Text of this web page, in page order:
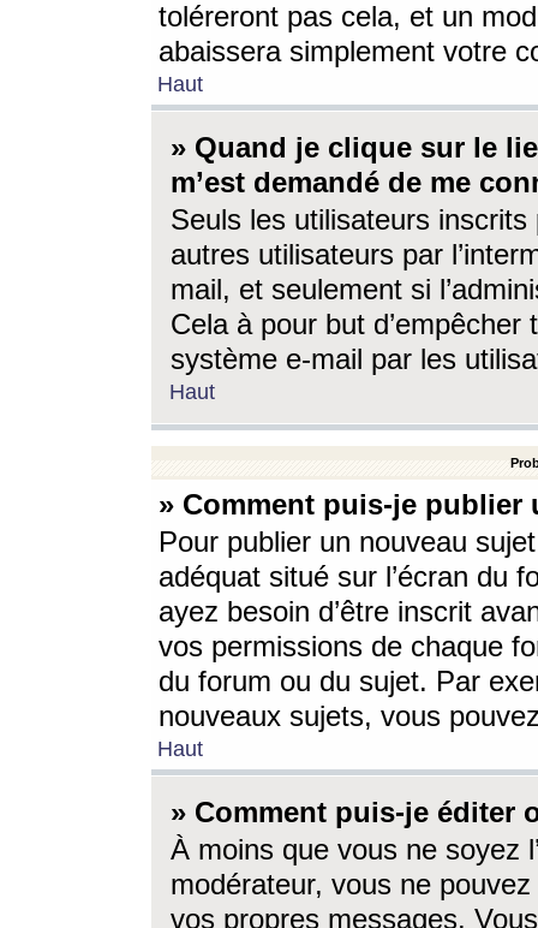
toléreront pas cela, et un
abaissera simplement votre
Haut
» Quand je clique sur le
m’est demandé de me
Seuls les utilisateurs
autres utilisateurs par
mail, et seulement si
Cela à pour but
système e-mail par les
Haut
» Comment puis-je
Pour publier un nouveau
adéquat situé sur l’écran du
ayez besoin d’être inscrit
vos permissions de chaque
du forum ou du sujet. Par
nouveaux sujets, vous
Haut
» Comment puis-je éditer
À moins que vous ne soyez
modérateur, vous ne
vos propres messages.